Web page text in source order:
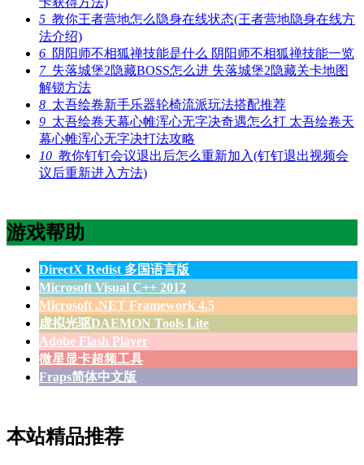
5 教你王者营地怎么隐身在线状态(王者营地隐身在线方
法介绍)
6 阴阳师不相狐禅技能是什么 阴阳师不相狐禅技能一览
7失落城堡2隐藏BOSS怎么进 失落城堡2隐藏关卡地图
解锁方法
8 太吾绘卷新手乐器轮椅流派玩法搭配推荐
9 太吾绘卷天幕心帷浑心无字决奇遇怎么打 太吾绘卷天
幕心帷浑心无字决打法攻略
10 教你钉钉会议退出后怎么重新加入(钉钉退出视频会
议后重新进入方法)
游戏帮助
DirectX Redist 多国语言版
Microsoft Visual C++ 2012
Microsoft .NET Framework 4.5
虚拟光驱DAEMON Tools Lite
Adobe Flash Player
微星显卡超频工具
Fraps简体中文版
本站精品推荐